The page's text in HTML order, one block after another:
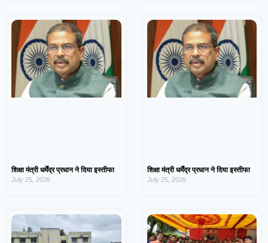
शिक्षा मंत्री धर्मेंद्र प्रधान ने दिया इस्तीफा
July 25, 2026
शिक्षा मंत्री धर्मेंद्र प्रधान ने दिया इस्तीफा
July 25, 2026